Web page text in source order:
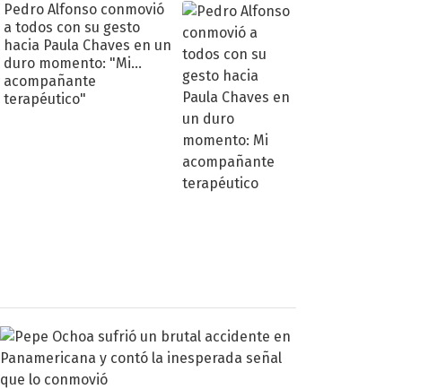
Pedro Alfonso conmovió
a todos con su gesto
hacia Paula Chaves en un
duro momento: "Mi
acompañante
terapéutico"